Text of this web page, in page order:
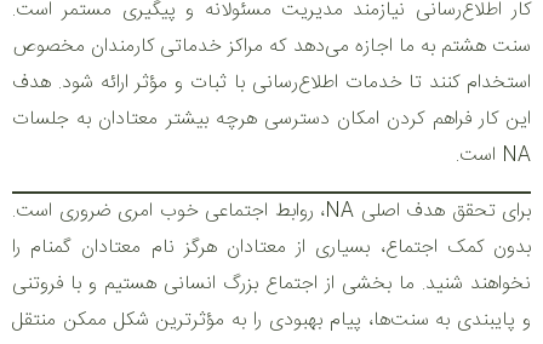
کار اطلاع‌رسانی نیازمند مدیریت مسئولانه و پیگیری مستمر است.
سنت هشتم به ما اجازه می‌دهد که مراکز خدماتی کارمندان مخصوص
استخدام کنند تا خدمات اطلاع‌رسانی با ثبات و مؤثر ارائه شود. هدف
این کار فراهم کردن امکان دسترسی هرچه بیشتر معتادان به جلسات
NA است.
برای تحقق هدف اصلی NA، روابط اجتماعی خوب امری ضروری است.
بدون کمک اجتماع، بسیاری از معتادان هرگز نام معتادان گمنام را
نخواهند شنید. ما بخشی از اجتماع بزرگ انسانی هستیم و با فروتنی
و پایبندی به سنت‌ها، پیام بهبودی را به مؤثرترین شکل ممکن منتقل